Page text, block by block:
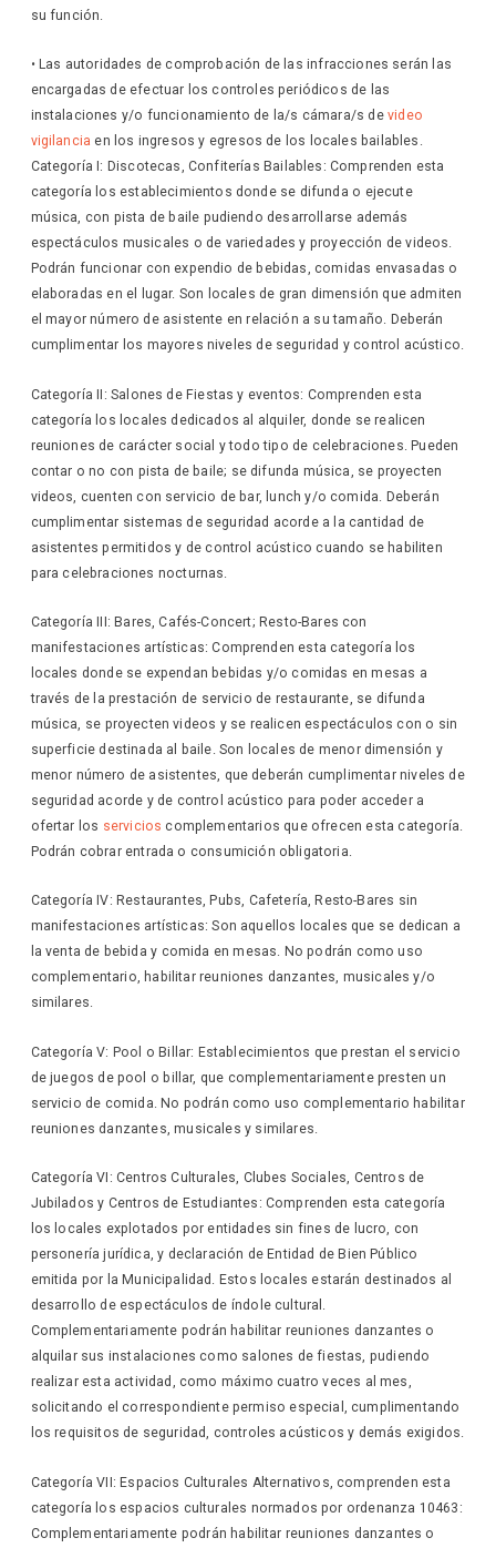
su función.
• Las autoridades de comprobación de las infracciones serán las
encargadas de efectuar los controles periódicos de las
instalaciones y/o funcionamiento de la/s cámara/s devideo
vigilancia en los ingresos y egresos de los locales bailables.
Categoría I: Discotecas, Confiterías Bailables: Comprenden esta
categoría los establecimientos donde se difunda o ejecute
música, con pista de baile pudiendo desarrollarse además
espectáculos musicales o de variedades y proyección de videos.
Podrán funcionar con expendio de bebidas, comidas envasadas o
elaboradas en el lugar. Son locales de gran dimensión que admiten
el mayor número de asistente en relación a su tamaño. Deberán
cumplimentar los mayores niveles de seguridad y control acústico.
Categoría II: Salones de Fiestas y eventos: Comprenden esta
categoría los locales dedicados al alquiler, donde se realicen
reuniones de carácter social y todo tipo de celebraciones. Pueden
contar o no con pista de baile; se difunda música, se proyecten
videos, cuenten con servicio de bar, lunch y/o comida. Deberán
cumplimentar sistemas de seguridad acorde a la cantidad de
asistentes permitidos y de control acústico cuando se habiliten
para celebraciones nocturnas.
Categoría III: Bares, Cafés-Concert; Resto-Bares con
manifestaciones artísticas: Comprenden esta categoría los
locales donde se expendan bebidas y/o comidas en mesas a
través de la prestación de servicio de restaurante, se difunda
música, se proyecten videos y se realicen espectáculos con o sin
superficie destinada al baile. Son locales de menor dimensión y
menor número de asistentes, que deberán cumplimentar niveles de
seguridad acorde y de control acústico para poder acceder a
ofertar los servicios complementarios que ofrecen esta categoría.
Podrán cobrar entrada o consumición obligatoria.
Categoría IV: Restaurantes, Pubs, Cafetería, Resto-Bares sin
manifestaciones artísticas: Son aquellos locales que se dedican a
la venta de bebida y comida en mesas. No podrán como uso
complementario, habilitar reuniones danzantes, musicales y/o
similares.
Categoría V: Pool o Billar: Establecimientos que prestan el servicio
de juegos de pool o billar, que complementariamente presten un
servicio de comida. No podrán como uso complementario habilitar
reuniones danzantes, musicales y similares.
Categoría VI: Centros Culturales, Clubes Sociales, Centros de
Jubilados y Centros de Estudiantes: Comprenden esta categoría
los locales explotados por entidades sin fines de lucro, con
personería jurídica, y declaración de Entidad de Bien Público
emitida por la Municipalidad. Estos locales estarán destinados al
desarrollo de espectáculos de índole cultural.
Complementariamente podrán habilitar reuniones danzantes o
alquilar sus instalaciones como salones de fiestas, pudiendo
realizar esta actividad, como máximo cuatro veces al mes,
solicitando el correspondiente permiso especial, cumplimentando
los requisitos de seguridad, controles acústicos y demás exigidos.
Categoría VII: Espacios Culturales Alternativos, comprenden esta
categoría los espacios culturales normados por ordenanza 10463:
Complementariamente podrán habilitar reuniones danzantes o